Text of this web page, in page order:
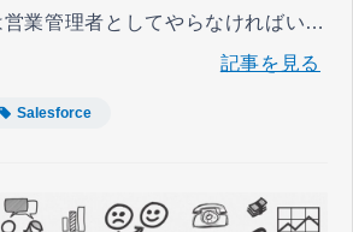
業管理者としてやらなければいけ
うか。 今回は営業チームの組織能
記事を見る
Salesforce